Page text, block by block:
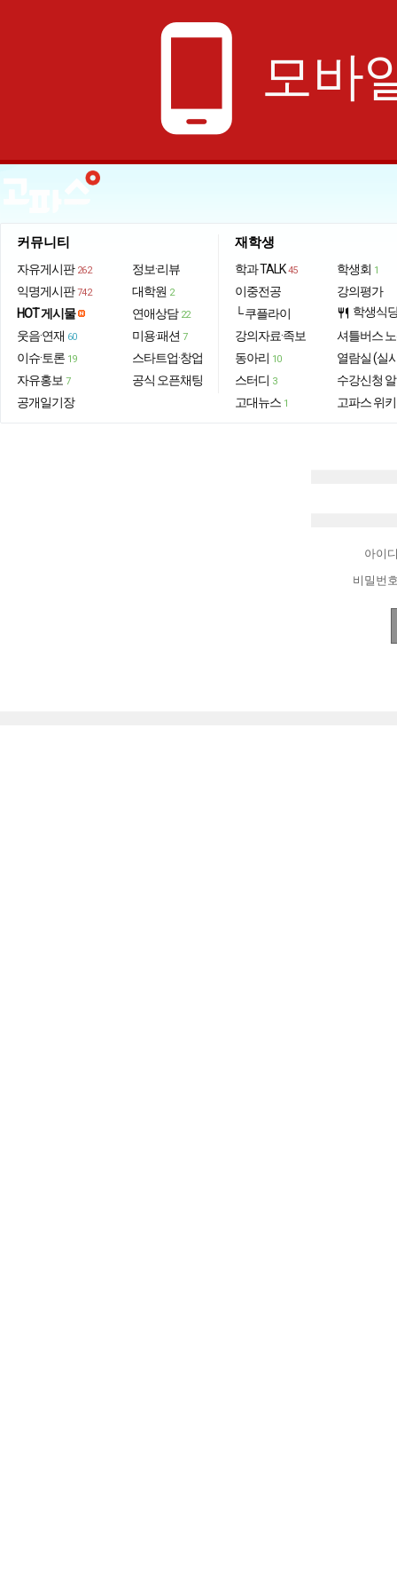
phone_android 모바
커뮤니티
자유게시판 262
익명게시판 742
HOT 게시물
웃음·연재 60
이슈·토론 19
자유홍보 7
공개일기장
정보·리뷰
대학원 2
연애상담 22
미용·패션 7
스타트업·창업
공식 오픈채팅
재학생
학과 TALK 45
이중전공
└ 쿠플라이
강의자료·족보
동아리 10
스터디 3
고대뉴스 1
학생회 1
강의평가
restaurant 학생식
셔틀버스
열람실 (실
수강신청
고파스 위키
아이
비밀번